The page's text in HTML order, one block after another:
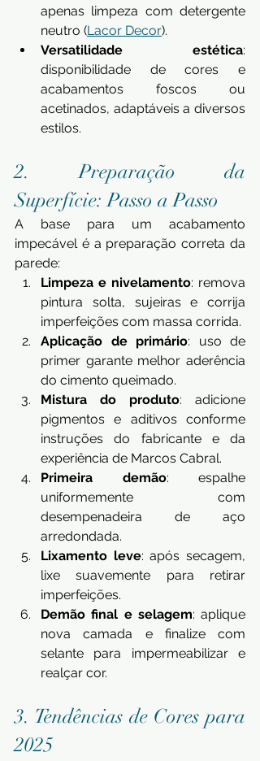
apenas limpeza com detergente
neutro (Lacor Decor).
Versatilidade estética:
disponibilidade de cores e
acabamentos foscos ou
acetinados, adaptáveis a diversos
estilos.
2. Preparação da
Superfície: Passo a Passo
A base para um acabamento
impecável é a preparação correta da
parede:
Limpeza e nivelamento: remova
pintura solta, sujeiras e corrija
imperfeições com massa corrida.
Aplicação de primário: uso de
primer garante melhor aderência
do cimento queimado.
Mistura do produto: adicione
pigmentos e aditivos conforme
instruções do fabricante e da
experiência de Marcos Cabral.
Primeira demão: espalhe
uniformemente com
desempenadeira de aço
arredondada.
Lixamento leve: após secagem,
lixe suavemente para retirar
imperfeições.
Demão final e selagem: aplique
nova camada e finalize com
selante para impermeabilizar e
realçar cor.
3. Tendências de Cores para
2025